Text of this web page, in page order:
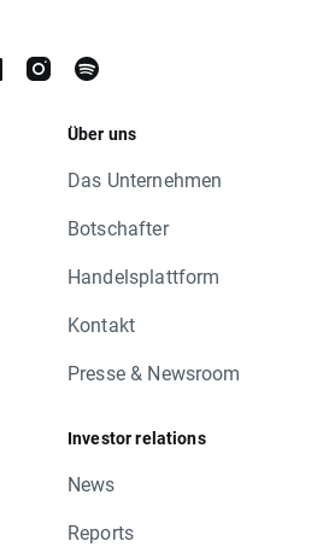
Über uns
Das Unternehmen
Botschafter
Handelsplattform
Kontakt
Presse & Newsroom
Investor relations
News
Reports